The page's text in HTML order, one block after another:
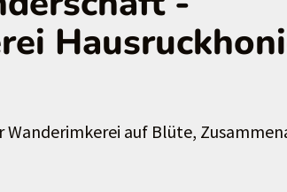
auf Blüte,